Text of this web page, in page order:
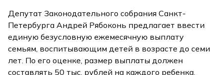
Депутат Законодательного собрания Санкт-
Петербурга Андрей Рябоконь предлагает ввести
единую безусловную ежемесячную выплату
семьям, воспитывающим детей в возрасте до семи
лет. По его оценке, размер выплаты должен
составлять 50 тыс. рублей на каждого ребенка.